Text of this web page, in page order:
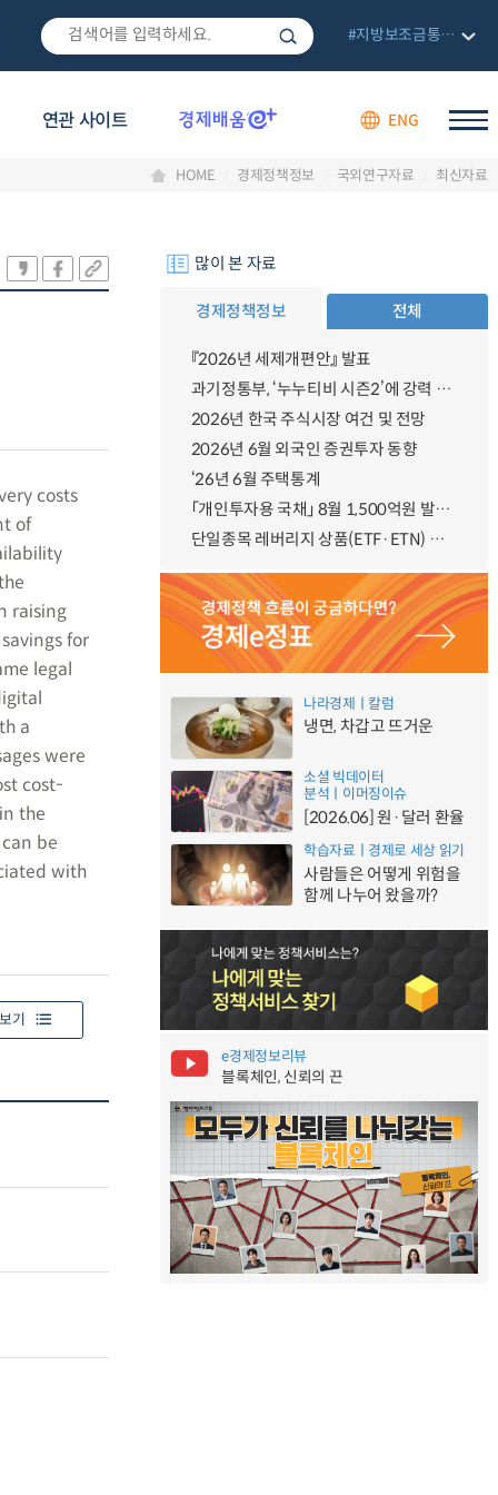
연관 사이트 ENG
#지방보조금통합관리망
HOME 경제정책정보 국외연구자료 최신자료
costs
of
raising
for
legal
a
were
cost-
the
be
with
기
많이 본 자료
경제정책정보 전체
『2026년 세제개편안』 발표
과기정통부, ‘누누티비 시즌2’에 강력 대응 의지 밝혀
2026년 한국 주식시장 여건 및 전망
2026년 6월 외국인 증권투자 동향
‘26년 6월 주택통계
「개인투자용 국채」 8월 1,500억원 발행 예정
단일종목 레버리지 상품(ETF·ETN) 기본예탁금 강화 조기시행 방안 안내
나라경제ㅣ칼럼
냉면, 차갑고 뜨거운
소셜 빅데이터
분석ㅣ이머징이슈
[2026.06] 원·달러 환율
학습자료ㅣ경제로 세상 읽기
사람들은 어떻게 위험을
함께 나누어 왔을까?
e경제정보리뷰
블록체인, 신뢰의 끈